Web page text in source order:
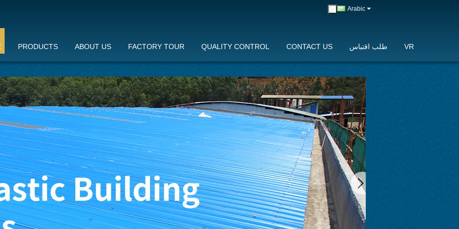
Arabic
PRODUCTS ABOUT US FACTORY TOUR QUALITY CONTROL CONTACT US طلب اقتباس VR